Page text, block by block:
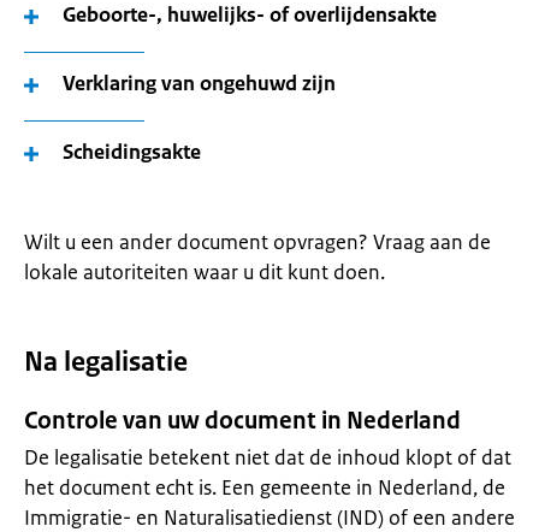
Geboorte-, huwelijks- of overlijdensakte
Verklaring van ongehuwd zijn
Scheidingsakte
Wilt u een ander document opvragen? Vraag aan de
lokale autoriteiten waar u dit kunt doen.
Na legalisatie
Controle van uw document in Nederland
De legalisatie betekent niet dat de inhoud klopt of dat
het document echt is. Een gemeente in Nederland, de
Immigratie- en Naturalisatiedienst (IND) of een andere